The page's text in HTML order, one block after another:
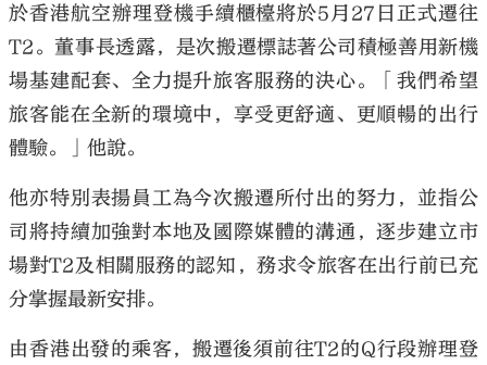
於香港航空辦理登機手續櫃檯將於5月27日正式遷往
T2。董事長透露，是次搬遷標誌著公司積極善用新機
場基建配套、全力提升旅客服務的決心。「我們希望
旅客能在全新的環境中，享受更舒適、更順暢的出行
體驗。」他說。
他亦特別表揚員工為今次搬遷所付出的努力，並指公
司將持續加強對本地及國際媒體的溝通，逐步建立市
場對T2及相關服務的認知，務求令旅客在出行前已充
分掌握最新安排。
由香港出發的乘客，搬遷後須前往T2的Q行段辦理登